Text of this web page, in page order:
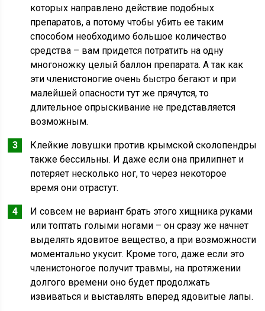
которых направлено действие подобных
препаратов, а потому чтобы убить ее таким
способом необходимо большое количество
средства – вам придется потратить на одну
многоножку целый баллон препарата. А так как
эти членистоногие очень быстро бегают и при
малейшей опасности тут же прячутся, то
длительное опрыскивание не представляется
возможным.
Клейкие ловушки против крымской сколопендры
также бессильны. И даже если она прилипнет и
потеряет несколько ног, то через некоторое
время они отрастут.
И совсем не вариант брать этого хищника руками
или топтать голыми ногами – он сразу же начнет
выделять ядовитое вещество, а при возможности
моментально укусит. Кроме того, даже если это
членистоногое получит травмы, на протяжении
долгого времени оно будет продолжать
извиваться и выставлять вперед ядовитые лапы.